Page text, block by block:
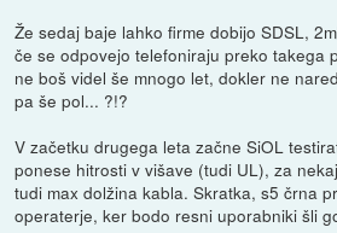
Že sedaj baje lahko firme dobijo SDSL,
če se odpovejo telefoniraju preko takega
ne boš videl še mnogo let, dokler ne
pa še pol... ?!?
V začetku drugega leta začne SiOL
ponese hitrosti v višave (tudi UL), za
tudi max dolžina kabla. Skratka, s5 črna
operaterje, ker bodo resni uporabniki šli